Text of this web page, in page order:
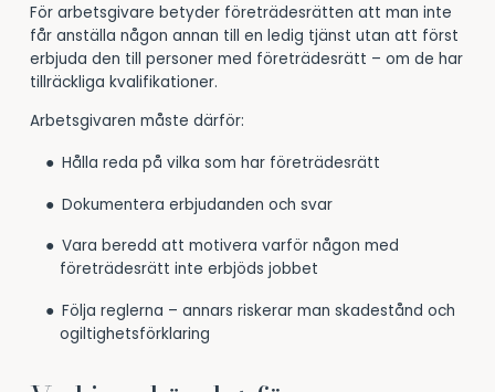
För arbetsgivare betyder företrädesrätten att man inte
får anställa någon annan till en ledig tjänst utan att först
erbjuda den till personer med företrädesrätt – om de har
tillräckliga kvalifikationer.
Arbetsgivaren måste därför:
Hålla reda på vilka som har företrädesrätt
Dokumentera erbjudanden och svar
Vara beredd att motivera varför någon med
företrädesrätt inte erbjöds jobbet
Följa reglerna – annars riskerar man skadestånd och
ogiltighetsförklaring